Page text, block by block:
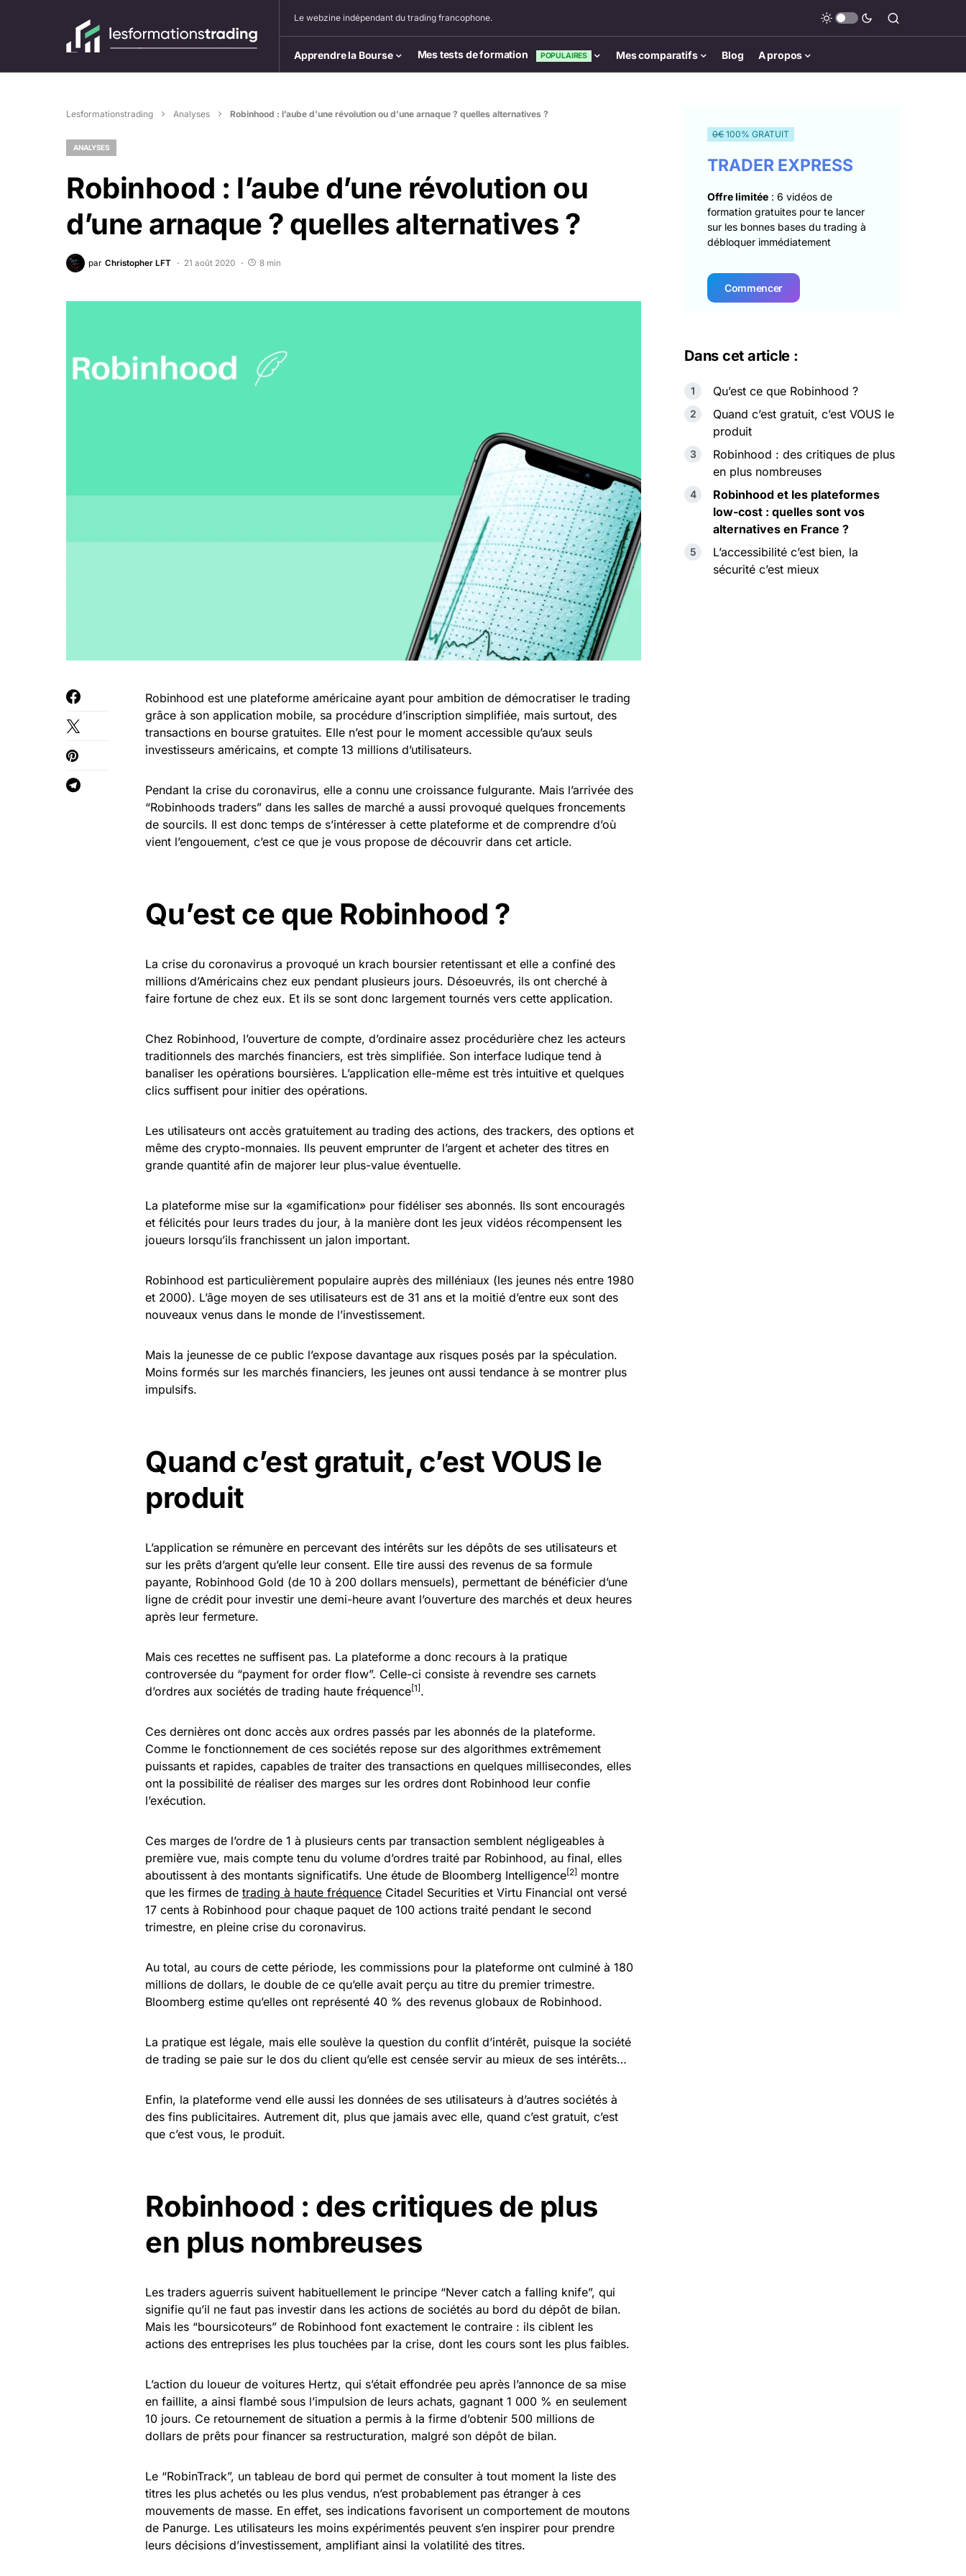
Le webzine indépendant du trading francophone.
Apprendre la Bourse Mes tests de formation POPULAIRES Mes comparatifs Blog A propos
Lesformationstrading Analyses Robinhood : l’aube d’une révolution ou d’une arnaque ? quelles alternatives ?
ANALYSES
Robinhood : l’aube d’une révolution ou
d’une arnaque ? quelles alternatives ?
par Christopher LFT 21 août 2020 8 min
Robinhood est une plateforme américaine ayant pour ambition de démocratiser le trading
grâce à son application mobile, sa procédure d’inscription simplifiée, mais surtout, des
transactions en bourse gratuites. Elle n’est pour le moment accessible qu’aux seuls
investisseurs américains, et compte 13 millions d’utilisateurs.
Pendant la crise du coronavirus, elle a connu une croissance fulgurante. Mais l’arrivée des
“Robinhoods traders” dans les salles de marché a aussi provoqué quelques froncements
de sourcils. Il est donc temps de s’intéresser à cette plateforme et de comprendre d’où
vient l’engouement, c’est ce que je vous propose de découvrir dans cet article.
Qu’est ce que Robinhood ?
La crise du coronavirus a provoqué un krach boursier retentissant et elle a confiné des
millions d’Américains chez eux pendant plusieurs jours. Désoeuvrés, ils ont cherché à
faire fortune de chez eux. Et ils se sont donc largement tournés vers cette application.
Chez Robinhood, l’ouverture de compte, d’ordinaire assez procédurière chez les acteurs
traditionnels des marchés financiers, est très simplifiée. Son interface ludique tend à
banaliser les opérations boursières. L’application elle-même est très intuitive et quelques
clics suffisent pour initier des opérations.
Les utilisateurs ont accès gratuitement au trading des actions, des trackers, des options et
même des crypto-monnaies. Ils peuvent emprunter de l’argent et acheter des titres en
grande quantité afin de majorer leur plus-value éventuelle.
La plateforme mise sur la «gamification» pour fidéliser ses abonnés. Ils sont encouragés
et félicités pour leurs trades du jour, à la manière dont les jeux vidéos récompensent les
joueurs lorsqu’ils franchissent un jalon important.
Robinhood est particulièrement populaire auprès des milléniaux (les jeunes nés entre 1980
et 2000). L’âge moyen de ses utilisateurs est de 31 ans et la moitié d’entre eux sont des
nouveaux venus dans le monde de l’investissement.
Mais la jeunesse de ce public l’expose davantage aux risques posés par la spéculation.
Moins formés sur les marchés financiers, les jeunes ont aussi tendance à se montrer plus
impulsifs.
Quand c’est gratuit, c’est VOUS le
produit
L’application se rémunère en percevant des intérêts sur les dépôts de ses utilisateurs et
sur les prêts d’argent qu’elle leur consent. Elle tire aussi des revenus de sa formule
payante, Robinhood Gold (de 10 à 200 dollars mensuels), permettant de bénéficier d’une
ligne de crédit pour investir une demi-heure avant l’ouverture des marchés et deux heures
après leur fermeture.
Mais ces recettes ne suffisent pas. La plateforme a donc recours à la pratique
controversée du “payment for order flow”. Celle-ci consiste à revendre ses carnets
d’ordres aux sociétés de trading haute fréquence[1] .
Ces dernières ont donc accès aux ordres passés par les abonnés de la plateforme.
Comme le fonctionnement de ces sociétés repose sur des algorithmes extrêmement
puissants et rapides, capables de traiter des transactions en quelques millisecondes, elles
ont la possibilité de réaliser des marges sur les ordres dont Robinhood leur confie
l’exécution.
Ces marges de l’ordre de 1 à plusieurs cents par transaction semblent négligeables à
première vue, mais compte tenu du volume d’ordres traité par Robinhood, au final, elles
aboutissent à des montants significatifs. Une étude de Bloomberg Intelligence[2] montre
que les firmes de trading à haute fréquence Citadel Securities et Virtu Financial ont versé
17 cents à Robinhood pour chaque paquet de 100 actions traité pendant le second
trimestre, en pleine crise du coronavirus.
Au total, au cours de cette période, les commissions pour la plateforme ont culminé à 180
millions de dollars, le double de ce qu’elle avait perçu au titre du premier trimestre.
Bloomberg estime qu’elles ont représenté 40 % des revenus globaux de Robinhood.
La pratique est légale, mais elle soulève la question du conflit d’intérêt, puisque la société
de trading se paie sur le dos du client qu’elle est censée servir au mieux de ses intérêts…
Enfin, la plateforme vend elle aussi les données de ses utilisateurs à d’autres sociétés à
des fins publicitaires. Autrement dit, plus que jamais avec elle, quand c’est gratuit, c’est
que c’est vous, le produit.
Robinhood : des critiques de plus
en plus nombreuses
Les traders aguerris suivent habituellement le principe “Never catch a falling knife”, qui
signifie qu’il ne faut pas investir dans les actions de sociétés au bord du dépôt de bilan.
Mais les “boursicoteurs” de Robinhood font exactement le contraire : ils ciblent les
actions des entreprises les plus touchées par la crise, dont les cours sont les plus faibles.
L’action du loueur de voitures Hertz, qui s’était effondrée peu après l’annonce de sa mise
en faillite, a ainsi flambé sous l’impulsion de leurs achats, gagnant 1 000 % en seulement
10 jours. Ce retournement de situation a permis à la firme d’obtenir 500 millions de
dollars de prêts pour financer sa restructuration, malgré son dépôt de bilan.
Le “RobinTrack”, un tableau de bord qui permet de consulter à tout moment la liste des
titres les plus achetés ou les plus vendus, n’est probablement pas étranger à ces
mouvements de masse. En effet, ses indications favorisent un comportement de moutons
de Panurge. Les utilisateurs les moins expérimentés peuvent s’en inspirer pour prendre
leurs décisions d’investissement, amplifiant ainsi la volatilité des titres.
0€100% GRATUIT
TRADER EXPRESS
Offre limitée : 6 vidéos de
formation gratuites pour te lancer
sur les bonnes bases du trading à
débloquer immédiatement
Commencer
Dans cet article :
Qu’est ce que Robinhood ?
Quand c’est gratuit, c’est VOUS le
produit
Robinhood : des critiques de plus
en plus nombreuses
Robinhood et les plateformes
low-cost : quelles sont vos
alternatives en France ?
L’accessibilité c’est bien, la
sécurité c’est mieux